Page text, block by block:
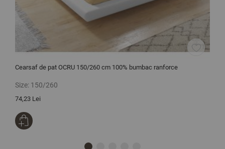
Cearsaf de pat OCRU 150/260 cm 100% bumbac ranforce
Size: 150/260
74,23 Lei